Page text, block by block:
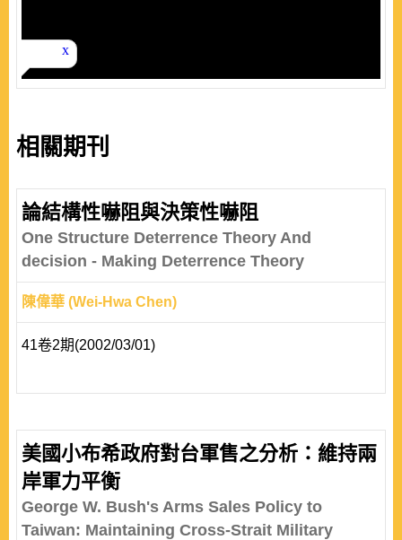
相關期刊
論結構性嚇阻與決策性嚇阻
One Structure Deterrence Theory And
decision - Making Deterrence Theory
陳偉華 (Wei-Hwa Chen)
41卷2期(2002/03/01)
美國小布希政府對台軍售之分析：維持兩
岸軍力平衡
George W. Bush's Arms Sales Policy to
Taiwan: Maintaining Cross-Strait Military